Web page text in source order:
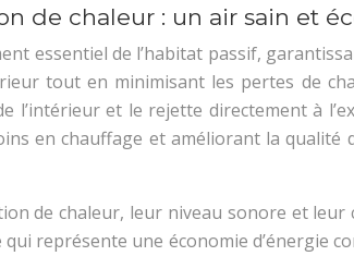
de chaleur : un air sain et
essentiel de l’habitat passif,
tout en minimisant les pertes de
l’intérieur et le rejette directement à
en chauffage et améliorant la qualité
de chaleur, leur niveau sonore et leur
représente une économie d’énergie